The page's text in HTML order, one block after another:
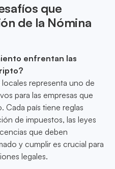
que
de la Nómina
enfrentan las
representa uno de
para las empresas que
Cada país tiene reglas
de impuestos, las leyes
que deben
y cumplir es crucial para
legales.